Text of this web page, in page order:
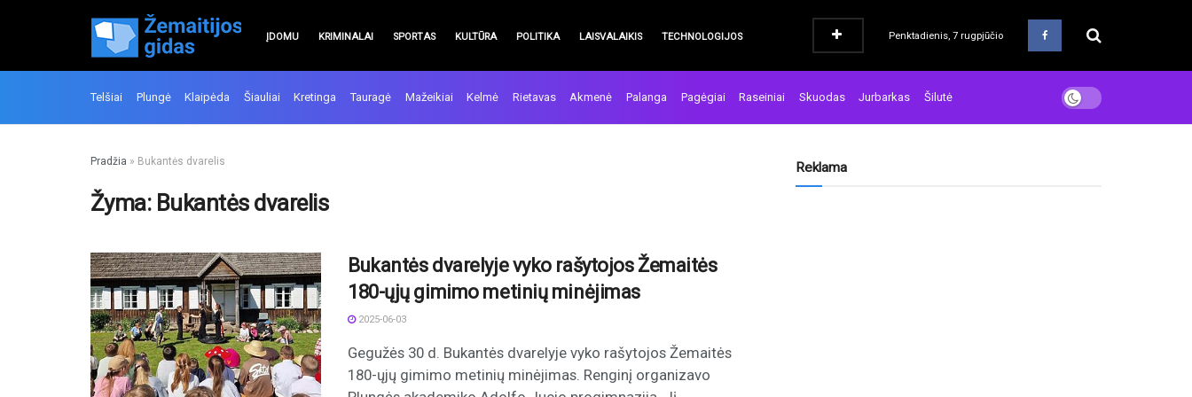
ĮDOMU KRIMINALAI SPORTAS KULTŪRA POLITIKA LAISVALAIKIS TECHNOLOGIJOS Penktadienis, 7 rugpjūčio
Telšiai Plungė Klaipėda Šiauliai Kretinga Tauragė Mažeikiai Kelmė Rietavas Akmenė Palanga Pagėgiai Raseiniai Skuodas Jurbarkas Šilutė
Pradžia » Bukantės dvarelis
Žyma: Bukantės dvarelis
Bukantės dvarelyje vyko rašytojos Žemaitės
180-ųjų gimimo metinių minėjimas
2025-06-03
Gegužės 30 d. Bukantės dvarelyje vyko rašytojos Žemaitės
180-ųjų gimimo metinių minėjimas. Renginį organizavo
Reklama